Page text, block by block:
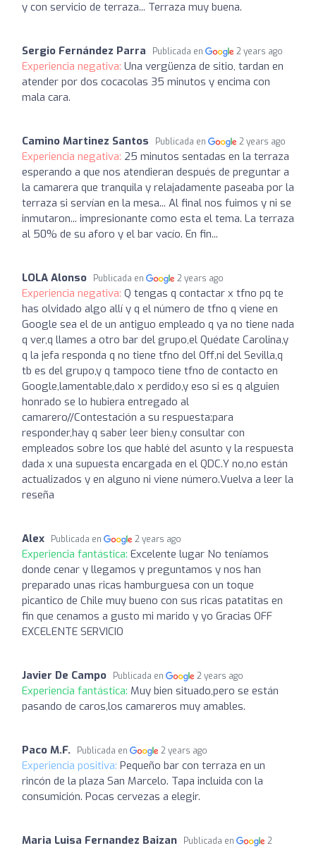
y con servicio de terraza... Terraza muy buena.
Sergio Fernández Parra Publicada en 2 years ago
Experiencia negativa: Una vergüenza de sitio, tardan en
atender por dos cocacolas 35 minutos y encima con
mala cara.
Camino Martinez Santos Publicada en 2 years ago
Experiencia negativa: 25 minutos sentadas en la terraza
esperando a que nos atendieran después de preguntar a
la camarera que tranquila y relajadamente paseaba por la
terraza si servían en la mesa... Al final nos fuimos y ni se
inmutaron... impresionante como esta el tema. La terraza
al 50% de su aforo y el bar vacío. En fin...
LOLA Alonso Publicada en 2 years ago
Experiencia negativa: Q tengas q contactar x tfno pq te
has olvidado algo allí y q el número de tfno q viene en
Google sea el de un antiguo empleado q ya no tiene nada
q ver,q llames a otro bar del grupo,el Quédate Carolina,y
q la jefa responda q no tiene tfno del Off,ni del Sevilla,q
tb es del grupo,y q tampoco tiene tfno de contacto en
Google,lamentable,dalo x perdido,y eso si es q alguien
honrado se lo hubiera entregado al
camarero//Contestación a su respuesta:para
responder,hay q saber leer bien,y consultar con
empleados sobre los que hablé del asunto y la respuesta
dada x una supuesta encargada en el QDC.Y no,no están
actualizados y en alguno ni viene número.Vuelva a leer la
reseña
Alex Publicada en 2 years ago
Experiencia fantástica: Excelente lugar No teníamos
donde cenar y llegamos y preguntamos y nos han
preparado unas ricas hamburguesa con un toque
picantico de Chile muy bueno con sus ricas patatitas en
fin que cenamos a gusto mi marido y yo Gracias OFF
EXCELENTE SERVICIO
Javier De Campo Publicada en 2 years ago
Experiencia fantástica: Muy bien situado,pero se están
pasando de caros,los camareros muy amables.
Paco M.F. Publicada en 2 years ago
Experiencia positiva: Pequeño bar con terraza en un
rincón de la plaza San Marcelo. Tapa incluida con la
consumición. Pocas cervezas a elegir.
Maria Luisa Fernandez Baizan Publicada en
2